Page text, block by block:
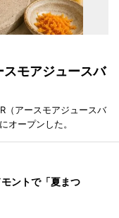
モアジュースバ
（アースモアジュースバ
オープンした。
ントで「夏まつ